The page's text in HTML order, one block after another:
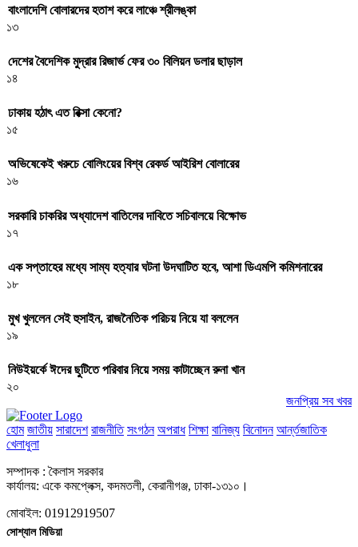
বাংলাদেশি বোলারদের হতাশ করে লাঞ্চে শ্রীলঙ্কা
১৩
দেশের বৈদেশিক মুদ্রার রিজার্ভ ফের ৩০ বিলিয়ন ডলার ছাড়াল
১৪
ঢাকায় হঠাৎ এত রিক্সা কেনো?
১৫
অভিষেকেই খরুচে বোলিংয়ের বিশ্ব রেকর্ড আইরিশ বোলারের
১৬
সরকারি চাকরির অধ্যাদেশ বাতিলের দাবিতে সচিবালয়ে বিক্ষোভ
১৭
এক সপ্তাহের মধ্যে সাম্য হত্যার ঘটনা উদঘাটিত হবে, আশা ডিএমপি কমিশনারের
১৮
মুখ খুললেন সেই হুসাইন, রাজনৈতিক পরিচয় নিয়ে যা বললেন
১৯
নিউইয়র্কে ঈদের ছুটিতে পরিবার নিয়ে সময় কাটাচ্ছেন রুনা খান
২০
জনপ্রিয় সব খবর
হোম জাতীয় সারাদেশ রাজনীতি সংগঠন অপরাধ শিক্ষা বানিজ্য বিনোদন আর্ন্তজাতিক
খেলাধুলা
সম্পাদক : কৈলাস সরকার
কার্যালয়: একে কমপ্লেক্স, কদমতলী, কেরানীগঞ্জ, ঢাকা-১৩১০।
মোবাইল: 01912919507
সোশ্যাল মিডিয়া